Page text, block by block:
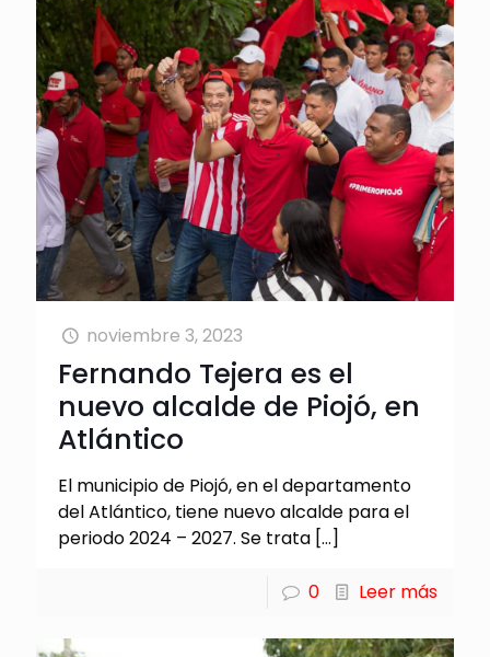
noviembre 3, 2023
Fernando Tejera es el
nuevo alcalde de Piojó, en
Atlántico
El municipio de Piojó, en el departamento
del Atlántico, tiene nuevo alcalde para el
periodo 2024 – 2027. Se trata […]
0 Leer más